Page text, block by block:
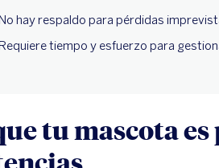
hay respaldo para pérdidas
tiempo y esfuerzo para
tu mascota